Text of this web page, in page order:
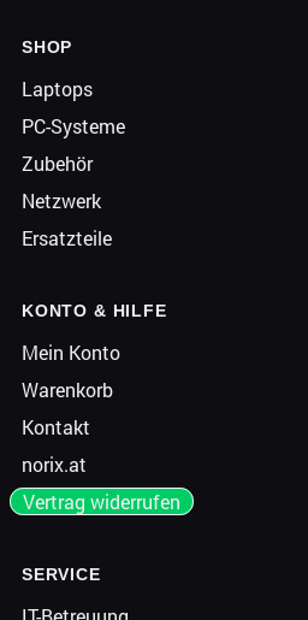
SHOP
Laptops
PC-Systeme
Zubehör
Netzwerk
Ersatzteile
KONTO & HILFE
Mein Konto
Warenkorb
Kontakt
norix.at
Vertrag widerrufen
SERVICE